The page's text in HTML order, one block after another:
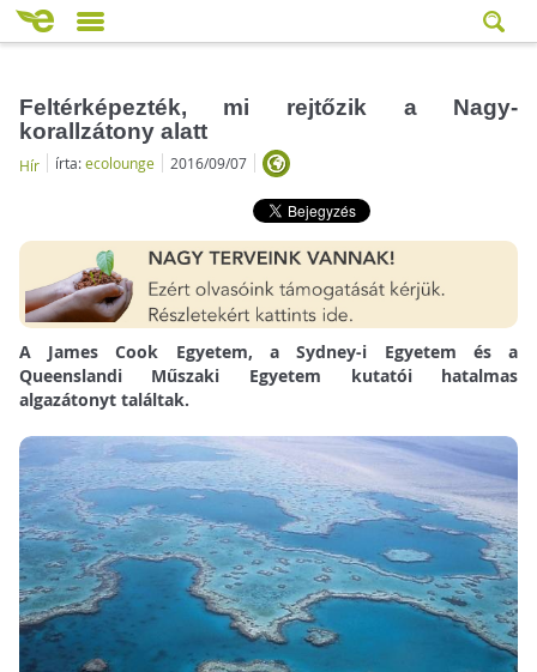
Feltérképezték, mi rejtőzik a Nagy-
korallzátony alatt
Hír írta:ecolounge 2016/09/07
A James Cook Egyetem, a Sydney-i Egyetem és a
Queenslandi Műszaki Egyetem kutatói hatalmas
algazátonyt találtak.